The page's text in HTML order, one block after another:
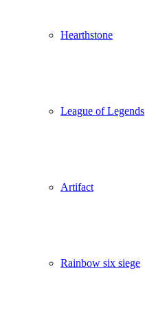
Hearthstone
League of Legends
Artifact
Rainbow six siege